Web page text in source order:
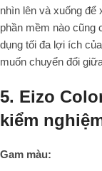
nhìn lên và xuống để
phần mềm nào cũng
dụng tối đa lợi ích
muốn chuyển đổi
5. Eizo
kiểm
Gam màu: